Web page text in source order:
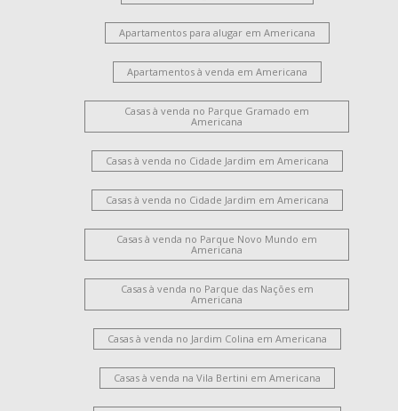
Apartamentos para alugar em Americana
Apartamentos à venda em Americana
Casas à venda no Parque Gramado em
Americana
Casas à venda no Cidade Jardim em Americana
Casas à venda no Cidade Jardim em Americana
Casas à venda no Parque Novo Mundo em
Americana
Casas à venda no Parque das Nações em
Americana
Casas à venda no Jardim Colina em Americana
Casas à venda na Vila Bertini em Americana